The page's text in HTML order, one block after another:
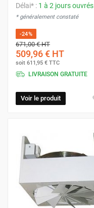
Délai* : 1 à 2 jours ouvrés
* généralement constaté
-24%
671,00 €HT
509,96 € HT
soit 611,95 € TTC
LIVRAISON GRATUITE
Voir le produit